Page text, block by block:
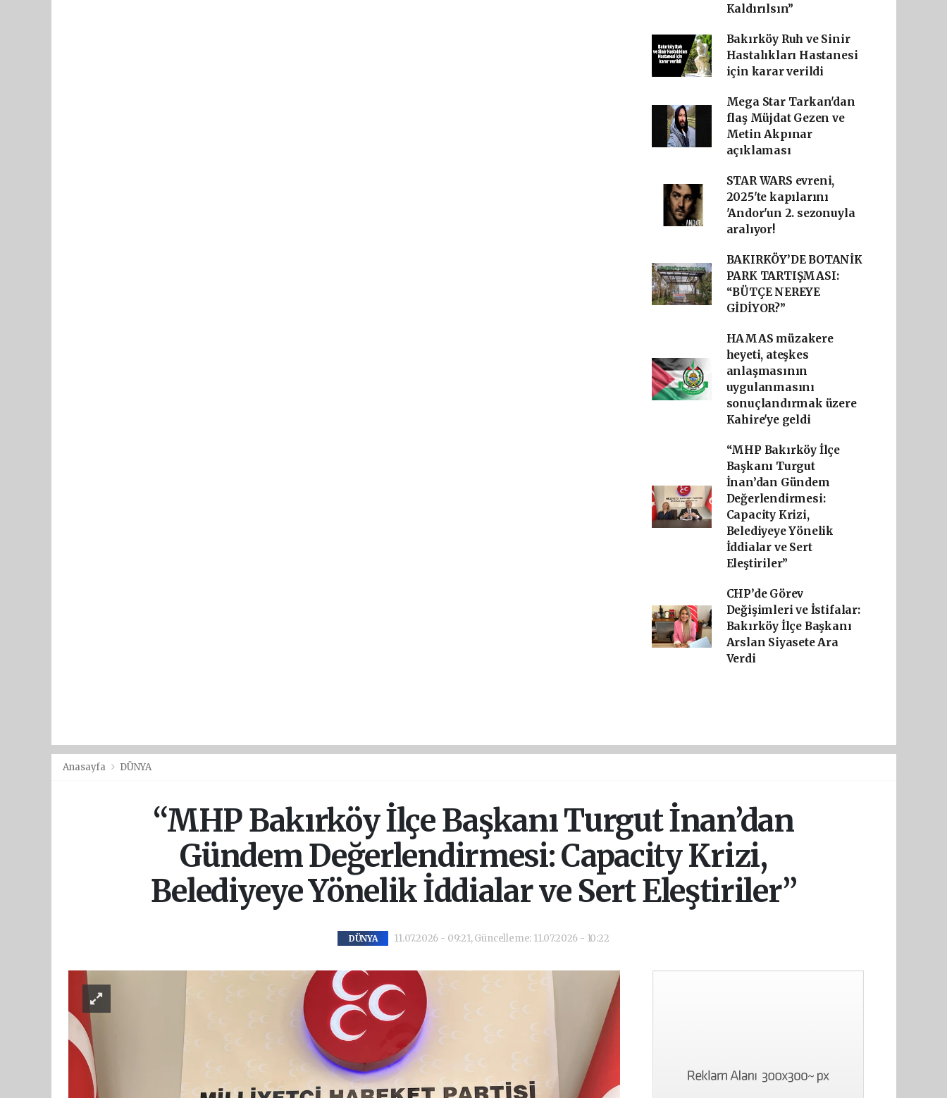
Kaldırılsın”
Bakırköy Ruh ve Sinir
Hastalıkları Hastanesi
için karar verildi
Mega Star Tarkan'dan
flaş Müjdat Gezen ve
Metin Akpınar
açıklaması
STAR WARS evreni,
2025'te kapılarını
'Andor'un 2. sezonuyla
aralıyor!
BAKIRKÖY’DE BOTANİK
PARK TARTIŞMASI:
“BÜTÇE NEREYE
GİDİYOR?”
HAMAS müzakere
heyeti, ateşkes
anlaşmasının
uygulanmasını
sonuçlandırmak üzere
Kahire'ye geldi
“MHP Bakırköy İlçe
Başkanı Turgut
İnan’dan Gündem
Değerlendirmesi:
Capacity Krizi,
Belediyeye Yönelik
İddialar ve Sert
Eleştiriler”
CHP’de Görev
Değişimleri ve İstifalar:
Bakırköy İlçe Başkanı
Arslan Siyasete Ara
Verdi
Anasayfa DÜNYA
“MHP Bakırköy İlçe Başkanı Turgut İnan’dan
Gündem Değerlendirmesi: Capacity Krizi,
Belediyeye Yönelik İddialar ve Sert Eleştiriler”
DÜNYA 11.07.2026 - 09:21, Güncelleme: 11.07.2026 - 10:22